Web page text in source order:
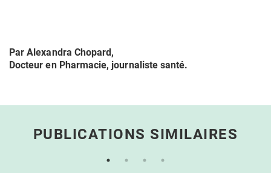
Par Alexandra Chopard,
Docteur en Pharmacie, journaliste santé.
PUBLICATIONS SIMILAIRES